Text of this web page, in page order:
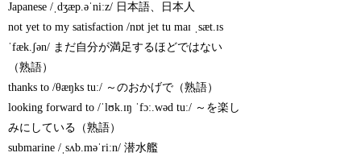
Japanese /ˌdʒæp.əˈniːz/ 日本語、日本人
not yet to my satisfaction /nɒt jet tu maɪ ˌsæt.ɪs
ˈfæk.ʃən/ まだ自分が満足するほどではない
（熟語）
thanks to /θæŋks tuː/ ～のおかげで（熟語）
looking forward to /ˈlʊk.ɪŋ ˈfɔː.wəd tuː/ ～を楽し
みにしている（熟語）
submarine /ˌsʌb.məˈriːn/ 潜水艦